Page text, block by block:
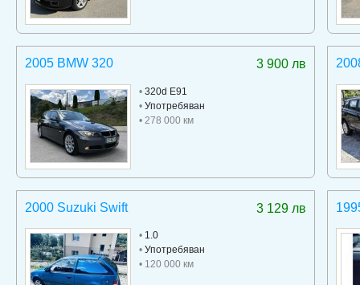
3 900 лв
2005 BMW 320
• 320d E91
• Употребяван
• 278 000 км
3 129 лв
2000 Suzuki Swift
• 1.0
• Употребяван
• 120 000 км